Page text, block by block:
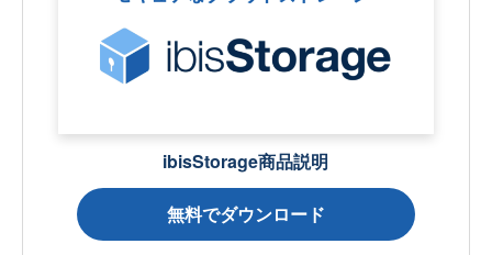
ibisStorage商品説明
無料でダウンロード